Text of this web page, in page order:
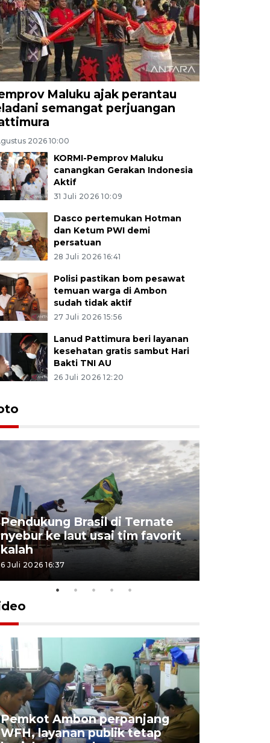
Maluku ajak perantau
semangat perjuangan
2026 10:00
KORMI-Pemprov Maluku
canangkan Gerakan Indonesia
Aktif
31 Juli 2026 10:09
Dasco pertemukan Hotman
dan Ketum PWI demi
persatuan
28 Juli 2026 16:41
Polisi pastikan bom pesawat
temuan warga di Ambon
sudah tidak aktif
27 Juli 2026 15:56
Lanud Pattimura beri layanan
kesehatan gratis sambut Hari
Bakti TNI AU
26 Juli 2026 12:20
Pendukung Brasil di Ternate
nyebur ke laut usai tim favorit
kalah
6 Juli 2026 16:37
Pemkot Ambon perpanjang
WFH, layanan publik tetap